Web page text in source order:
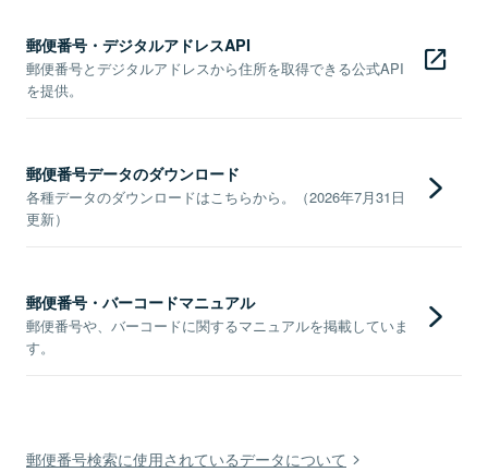
郵便番号・デジタルアドレスAPI
郵便番号とデジタルアドレスから住所を取得できる公式API
を提供。
郵便番号データのダウンロード
各種データのダウンロードはこちらから。（2026年7月31日
更新）
郵便番号・バーコードマニュアル
郵便番号や、バーコードに関するマニュアルを掲載していま
す。
郵便番号検索に使用されているデータについて